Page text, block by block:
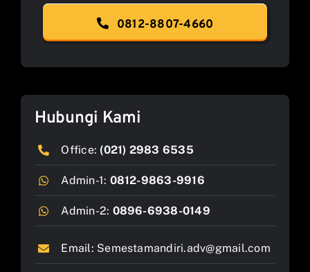
0812-8807-4660
Hubungi Kami
Office: (021) 2983 6535
Admin-1: 0812-9863-9916
Admin-2: 0896-6938-0149
Email: Semestamandiri.adv@gmail.com